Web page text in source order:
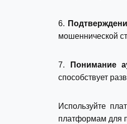
6.
мошеннической
7. Понимание
способствует
Используйте
платформам для